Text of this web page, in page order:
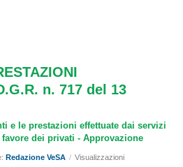
n. 717 del 13
e le prestazioni effettuate dai servizi
dei privati - Approvazione
Redazione VeSA / Visualizzazioni